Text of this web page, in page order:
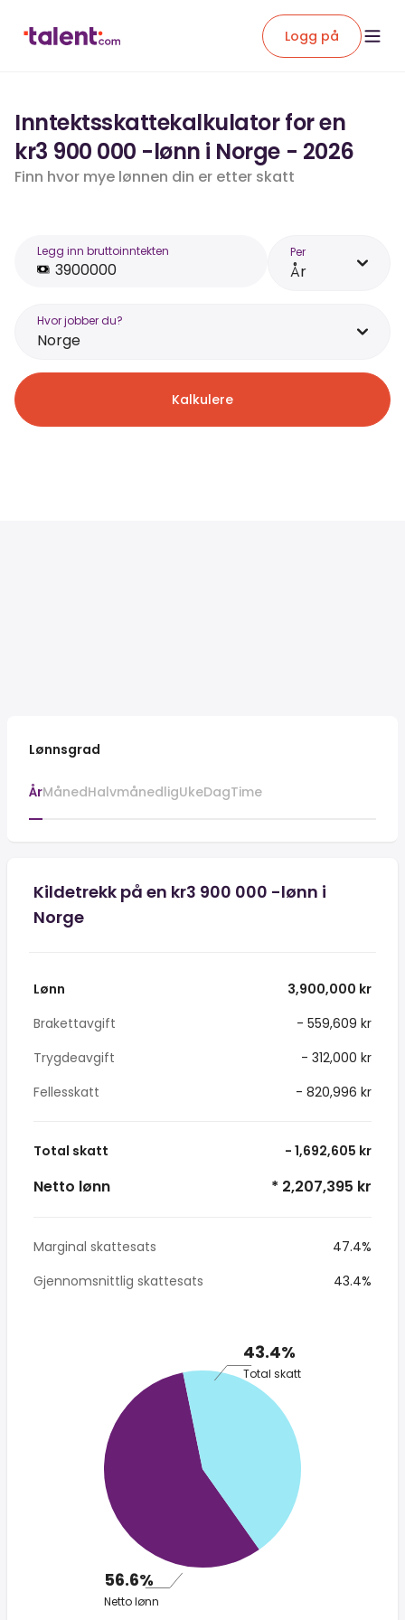
Logg på
Inntektsskattekalkulator for en
kr3 900 000 -lønn i Norge - 2026
Finn hvor mye lønnen din er etter skatt
Legg inn bruttoinntekten Per
År
Hvor jobber du?
Norge
Kalkulere
Lønnsgrad
ÅrMånedHalvmånedligUkeDagTime
Kildetrekk på en kr3 900 000 -lønn i
Norge
Lønn
3,900,000 kr
Brakettavgift
- 559,609 kr
Trygdeavgift
- 312,000 kr
Fellesskatt
- 820,996 kr
Total skatt - 1,692,605 kr
Netto lønn * 2,207,395 kr
Marginal skattesats
47.4%
Gjennomsnittlig skattesats
43.4%
43.4%
Total skatt
56.6%
Netto lønn